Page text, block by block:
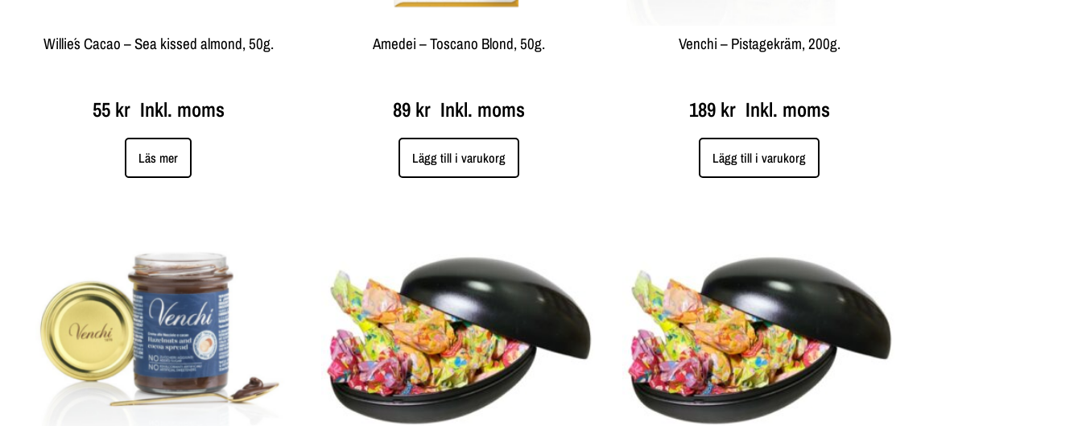
Willie´s Cacao – Sea kissed almond, 50g.
55 krInkl. moms
Läs mer
Amedei – Toscano Blond, 50g.
89 krInkl. moms
Lägg till i varukorg
Venchi – Pistagekräm, 200g.
189 krInkl. moms
Lägg till i varukorg